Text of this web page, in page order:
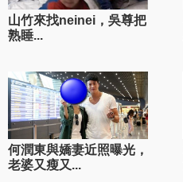
山竹來找neinei，吳尊把
熟睡...
何潤東與嬌妻近照曝光，
老婆又瘦又...